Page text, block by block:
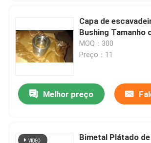
Capa de
Bushing Tamanho
MOQ：300
Preço：11
Melhor preço
Bimetal Plátado